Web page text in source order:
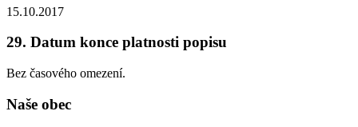
15.10.2017
29. Datum konce platnosti popisu
Bez časového omezení.
Naše obec